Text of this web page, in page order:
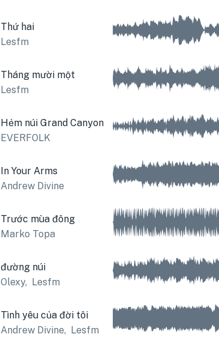
Thứ hai
Lesfm
Tháng mười một
Lesfm
Hẻm núi Grand Canyon
EVERFOLK
In Your Arms
Andrew Divine
Trước mùa đông
Marko Topa
đường núi
Olexy, Lesfm
Tình yêu của đời tôi
Andrew Divine, Lesfm